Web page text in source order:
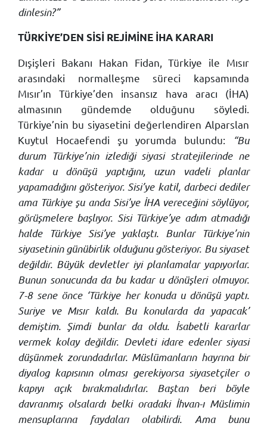
dinlesin?”
TÜRKİYE’DEN SİSİ REJİMİNE İHA KARARI
Dışişleri Bakanı Hakan Fidan, Türkiye ile Mısır
arasındaki normalleşme süreci kapsamında
Mısır’ın Türkiye’den insansız hava aracı (İHA)
almasının gündemde olduğunu söyledi.
Türkiye’nin bu siyasetini değerlendiren Alparslan
Kuytul Hocaefendi şu yorumda bulundu:
“Bu
durum Türkiye’nin izlediği siyasi stratejilerinde ne
kadar u dönüşü yaptığını, uzun vadeli planlar
yapamadığını gösteriyor. Sisi’ye katil, darbeci dediler
ama Türkiye şu anda Sisi’ye İHA vereceğini söylüyor,
görüşmelere başlıyor. Sisi Türkiye’ye adım atmadığı
halde Türkiye Sisi’ye yaklaştı. Bunlar Türkiye’nin
siyasetinin günübirlik olduğunu gösteriyor. Bu siyaset
değildir. Büyük devletler iyi planlamalar yapıyorlar.
Bunun sonucunda da bu kadar u dönüşleri olmuyor.
7-8 sene önce ‘Türkiye her konuda u dönüşü yaptı.
Suriye ve Mısır kaldı. Bu konularda da yapacak’
demiştim. Şimdi bunlar da oldu. İsabetli kararlar
vermek kolay değildir. Devleti idare edenler siyasi
düşünmek zorundadırlar. Müslümanların hayrına bir
diyalog kapısının olması gerekiyorsa siyasetçiler o
kapıyı açık bırakmalıdırlar. Baştan beri böyle
davranmış olsalardı belki oradaki İhvan-ı Müslimin
mensuplarına faydaları olabilirdi. Ama bunu